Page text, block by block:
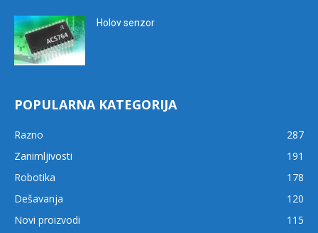
Holov senzor
POPULARNA KATEGORIJA
Razno
287
Zanimljivosti
191
Robotika
178
Dešavanja
120
Novi proizvodi
115